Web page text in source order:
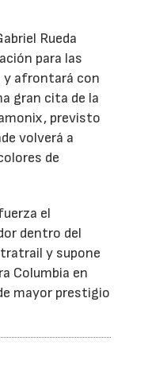
Rueda
para las
y afrontará con
gran cita de la
previsto
volverá a
de
el
dentro del
y supone
Columbia en
mayor prestigio